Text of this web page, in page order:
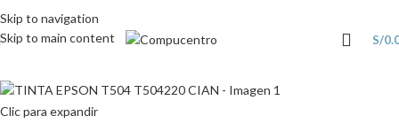
Skip to navigation
Skip to main content
S/
Clic para expandir